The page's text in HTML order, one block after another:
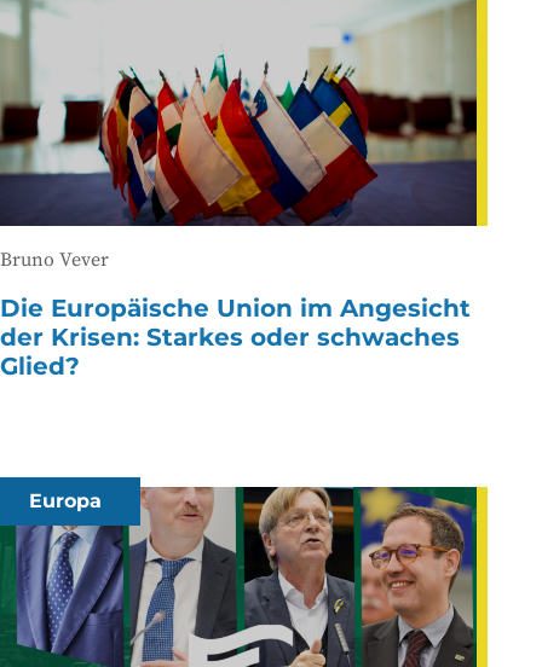
Bruno Vever
Die Europäische Union im Angesicht
der Krisen: Starkes oder schwaches
Glied?
Europa